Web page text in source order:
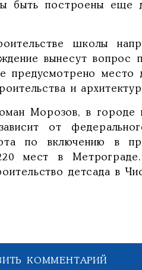
быть построены еще
школы
вынесут вопрос
предусмотрено место
и
Морозов, в городе
от
по включению в
мест в
детсада в
КОММЕНТАРИЙ